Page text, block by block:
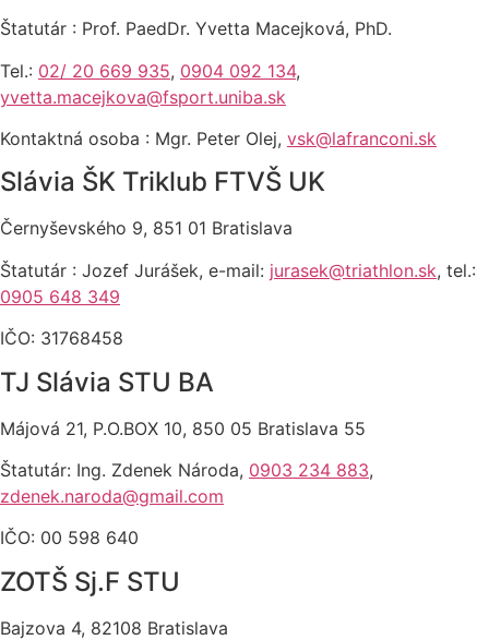
Štatutár : Prof. PaedDr. Yvetta Macejková, PhD.
Tel.: 02/ 20 669 935, 0904 092 134,
yvetta.macejkova@fsport.uniba.sk
Kontaktná osoba : Mgr. Peter Olej, vsk@lafranconi.sk
Slávia ŠK Triklub FTVŠ UK
Černyševského 9, 851 01 Bratislava
Štatutár : Jozef Jurášek, e-mail: jurasek@triathlon.sk, tel.:
0905 648 349
IČO: 31768458
TJ Slávia STU BA
Májová 21, P.O.BOX 10, 850 05 Bratislava 55
Štatutár: Ing. Zdenek Národa, 0903 234 883,
zdenek.naroda@gmail.com
IČO: 00 598 640
ZOTŠ Sj.F STU
Bajzova 4, 82108 Bratislava